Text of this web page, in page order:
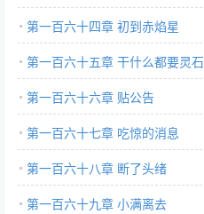
第一百六十四章 初到赤焰星
第一百六十五章 干什么都要灵石
第一百六十六章 贴公告
第一百六十七章 吃惊的消息
第一百六十八章 断了头绪
第一百六十九章 小满离去